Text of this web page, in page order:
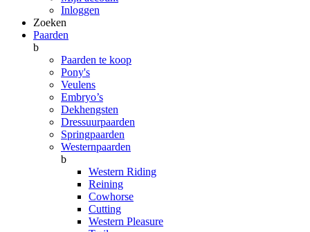
Inloggen
Zoeken
Paarden
b
Paarden te koop
Pony's
Veulens
Embryo’s
Dekhengsten
Dressuurpaarden
Springpaarden
Westernpaarden
b
Western Riding
Reining
Cowhorse
Cutting
Western Pleasure